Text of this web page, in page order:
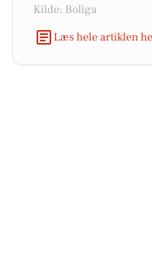
Kilde: Boliga
Læs hele artiklen